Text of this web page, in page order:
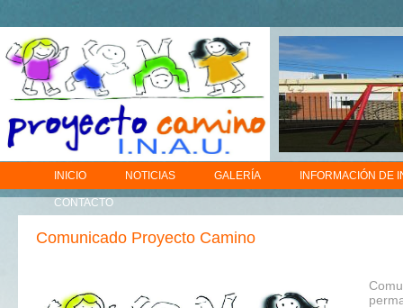
INICIO NOTICIAS GALERÍA INFORMACIÓN DE
CONTACTO
Comunicado Proyecto Camino